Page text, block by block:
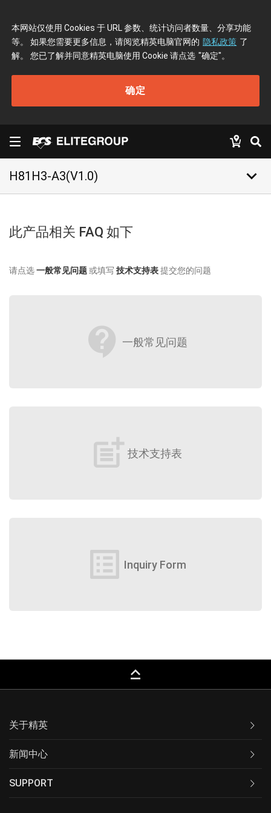
本网站仅使用 Cookies 于 URL 参数、统计访问者数量、分享功能
等。 如果您需要更多信息，请阅览精英电脑官网的 隐私政策 了
解。 您已了解并同意精英电脑使用 Cookie 请点选 "确定"。
确定
H81H3-A3(V1.0) keyboard_arrow_down
此产品相关 FAQ 如下
请点选一般常见问题或填写 技术支持表提交您的问题
contact_support 一般常见问题
post_add 技术支持表
list_alt Inquiry Form
keyboard_capslock
关于精英
新闻中心
SUPPORT